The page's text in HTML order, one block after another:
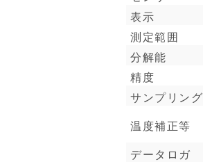
表示
測定範囲
分解能
精度
サンプリング
温度補正等
データロガ